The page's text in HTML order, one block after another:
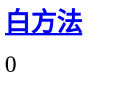
白方法
0